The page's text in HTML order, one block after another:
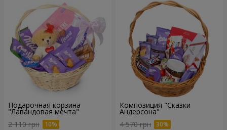
Подарочная корзина
"Лавандовая мечта"
2 110 грн
Композиция "Сказки
Андерсона"
4 570 грн